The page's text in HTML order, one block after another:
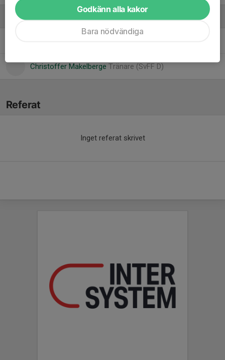
Ledare
Christoffer Makelberge Tränare (SvFF D)
Referat
Inget referat skrivet
Godkänn alla kakor
Bara nödvändiga